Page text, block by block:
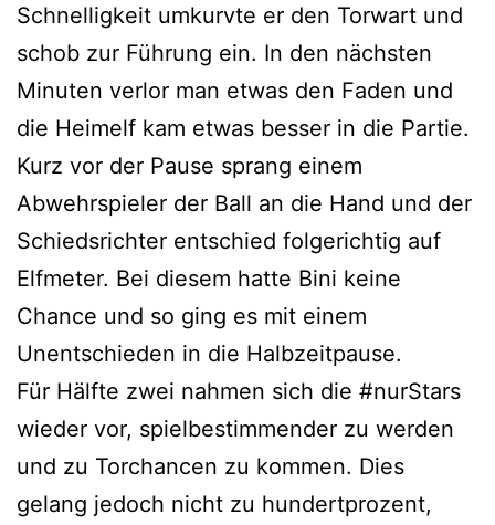
Schnelligkeit umkurvte er den Torwart und
schob zur Führung ein. In den nächsten
Minuten verlor man etwas den Faden und
die Heimelf kam etwas besser in die Partie.
Kurz vor der Pause sprang einem
Abwehrspieler der Ball an die Hand und der
Schiedsrichter entschied folgerichtig auf
Elfmeter. Bei diesem hatte Bini keine
Chance und so ging es mit einem
Unentschieden in die Halbzeitpause.
Für Hälfte zwei nahmen sich die #nurStars
wieder vor, spielbestimmender zu werden
und zu Torchancen zu kommen. Dies
gelang jedoch nicht zu hundertprozent,